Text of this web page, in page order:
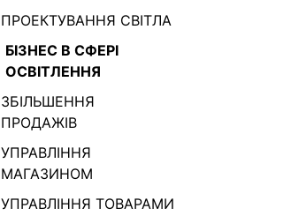
ПРОЕКТУВАННЯ СВІТЛА
БІЗНЕС В СФЕРІ
ОСВІТЛЕННЯ
ЗБІЛЬШЕННЯ
ПРОДАЖІВ
УПРАВЛІННЯ
МАГАЗИНОМ
УПРАВЛІННЯ ТОВАРАМИ